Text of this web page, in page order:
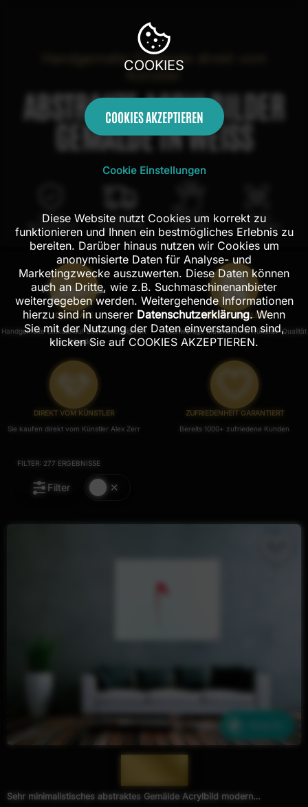
Handgemalte Originale direkt vom
Künstler
ABSTRAKTE ACRYLBILDER
GEMÄLDE IN WEISS
100 Tage
Rückgaberecht
Kostenloser
Versand in DE
100% echte
Handarbeit
Mit AR
Probehängen
ORIGINALE
Handgemalte Unikate auf Leinwand, Signiert
vom Künstler.
PREMIUM-QUALITÄT
Hochwertige Materialien in Künstler-Qualität
DIREKT VOM KÜNSTLER
Sie kaufen direkt vom Künstler Alex Zerr
ZUFRIEDENHEIT GARANTIERT
Bereits 1000+ zufriedene Kunden
FILTER: 277 ERGEBNISSE
Filter
Sehr minimalistisches abstraktes Gemälde Acrylbild modern
COOKIES
COOKIES AKZEPTIEREN
Cookie Einstellungen
Diese Website nutzt Cookies um korrekt zu
funktionieren und Ihnen ein bestmögliches Erlebnis zu
bereiten. Darüber hinaus nutzen wir Cookies um
anonymisierte Daten für Analyse- und
Marketingzwecke auszuwerten. Diese Daten können
auch an Dritte, wie z.B. Suchmaschinenanbieter
weitergegeben werden. Weitergehende Informationen
hierzu sind in unserer Datenschutzerklärung. Wenn
Sie mit der Nutzung der Daten einverstanden sind,
klicken Sie auf COOKIES AKZEPTIEREN.